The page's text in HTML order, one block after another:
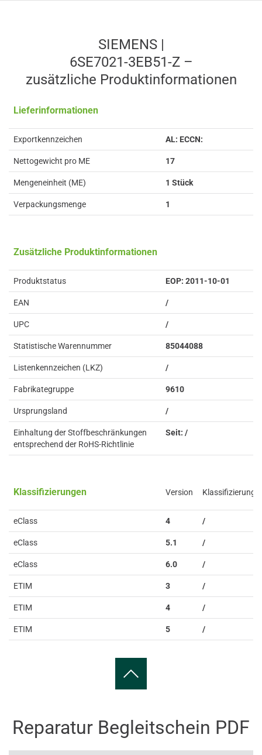
SIEMENS |
6SE7021-3EB51-Z –
zusätzliche Produkt­informationen
Lieferinformationen
Exportkennzeichen AL: ECCN:
Nettogewicht pro ME 17
Mengeneinheit (ME) 1 Stück
Verpackungsmenge 1
Zusätzliche Produktinformationen
Produktstatus EOP: 2011-10-01
EAN /
UPC /
Statistische Warennummer 85044088
Listenkennzeichen (LKZ) /
Fabrikategruppe 9610
Ursprungsland /
Einhaltung der Stoffbeschränkungen
entsprechend der RoHS-Richtlinie
Seit: /
Klassifizierungen Version Klassifizierung
eClass 4 /
eClass 5.1 /
eClass 6.0 /
ETIM 3 /
ETIM 4 /
ETIM 5 /
Reparatur Begleitschein PDF